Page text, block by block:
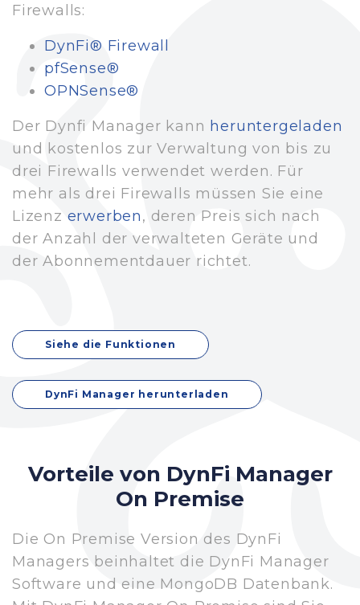
Firewalls:
DynFi® Firewall
pfSense®
OPNSense®
Der Dynfi Manager kann heruntergeladen
und kostenlos zur Verwaltung von bis zu
drei Firewalls verwendet werden. Für
mehr als drei Firewalls müssen Sie eine
Lizenz erwerben, deren Preis sich nach
der Anzahl der verwalteten Geräte und
der Abonnementdauer richtet.
Siehe die Funktionen
DynFi Manager herunterladen
Vorteile von DynFi Manager
On Premise
Die On Premise Version des DynFi
Managers beinhaltet die DynFi Manager
Software und eine MongoDB Datenbank.